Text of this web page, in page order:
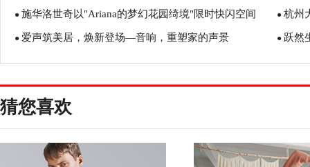
泰时尚交流新图景 迎来
● 施华洛世奇以"Ariana的梦幻花园绮境"限时快闪空间
"晶"彩呈现全新联名胶囊系列
● 杭州
● 爱声筑美居，焕新登场—音响，重塑家的声景 ● 跃然
猜您喜欢